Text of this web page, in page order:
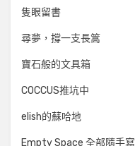
隻眼留書
尋夢，撐一支長篙
寶石般的文具箱
COCCUS推坑中
elish的蘇哈地
Empty Space 全部隨手寫